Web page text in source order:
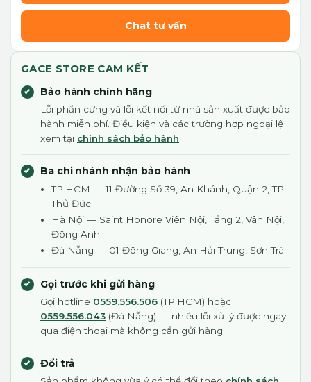
Chat tư vấn
GACE STORE CAM KẾT
Bảo hành chính hãng
Lỗi phần cứng và lỗi kết nối từ nhà sản xuất được bảo
hành miễn phí. Điều kiện và các trường hợp ngoại lệ
xem tại chính sách bảo hành
Ba chi nhánh nhận bảo hành
TP.HCM — 11 Đường Số 39, An Khánh, Quận 2, TP.
Thủ Đức
Hà Nội — Saint Honore Viên Nội, Tầng 2, Vân Nội,
Đông Anh
Đà Nẵng — 01 Đông Giang, An Hải Trung, Sơn Trà
Gọi trước khi gửi hàng
Gọi hotline 0559.556.506 (TP.HCM) hoặc
0559.556.043 (Đà Nẵng) — nhiều lỗi xử lý được ngay
qua điện thoại mà không cần gửi hàng.
Đổi trả